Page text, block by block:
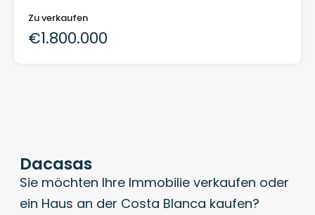
Zu verkaufen
€1.800.000
Dacasas
Sie möchten Ihre Immobilie verkaufen oder
ein Haus an der Costa Blanca kaufen?